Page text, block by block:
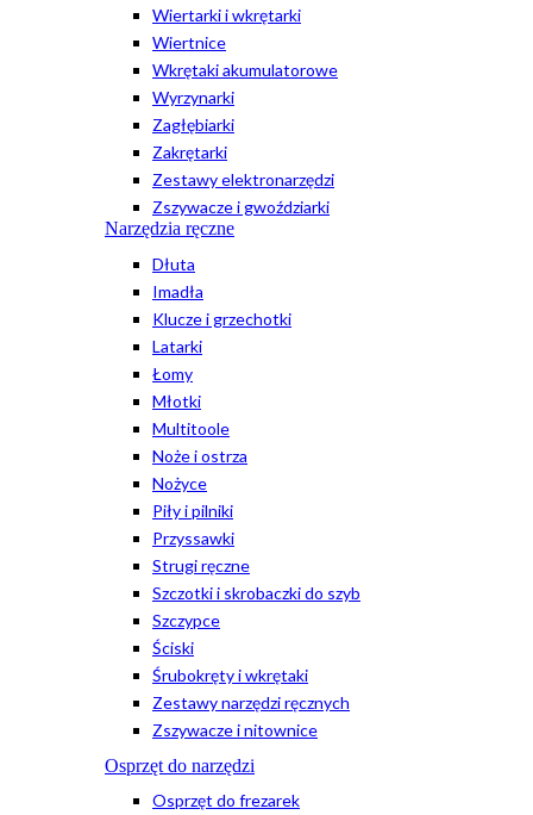
Wiertarki i wkrętarki
Wiertnice
Wkrętaki akumulatorowe
Wyrzynarki
Zagłębiarki
Zakrętarki
Zestawy elektronarzędzi
Zszywacze i gwoździarki
Narzędzia ręczne
Dłuta
Imadła
Klucze i grzechotki
Latarki
Łomy
Młotki
Multitoole
Noże i ostrza
Nożyce
Piły i pilniki
Przyssawki
Strugi ręczne
Szczotki i skrobaczki do szyb
Szczypce
Ściski
Śrubokręty i wkrętaki
Zestawy narzędzi ręcznych
Zszywacze i nitownice
Osprzęt do narzędzi
Osprzęt do frezarek